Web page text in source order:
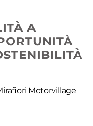
A
Motorvillage